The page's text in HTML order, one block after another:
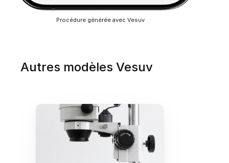
Procédure générée avec Vesuv
Autres modèles Vesuv